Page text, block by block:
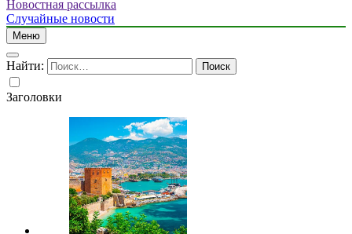
Новостная рассылка
Случайные новости
Меню
Найти:
Заголовки